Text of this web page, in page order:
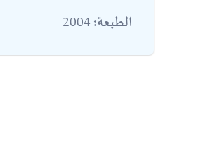
الطبعة: